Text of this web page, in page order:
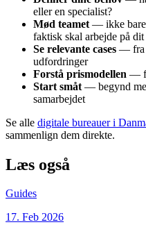
eller en specialist?
Mød teamet — ikke bare
faktisk skal arbejde på
Se relevante cases — fra
udfordringer
Forstå prismodellen —
Start småt — begynd
samarbejdet
Se alle digitale bureauer i
sammenlign dem direkte.
Læs også
Guides
17. Feb 2026